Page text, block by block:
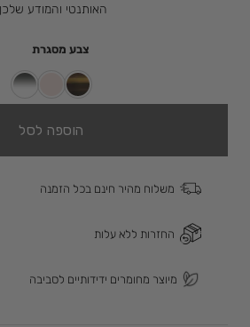
האותנטי והמודע
צבע מסגרת
הוספה לסל